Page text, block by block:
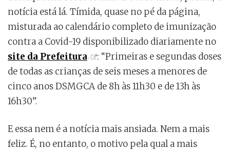
notícia está lá. Tímida, quase no pé da página,
misturada ao calendário completo de imunização
contra a Covid-19 disponibilizado diariamente no
site da Prefeitura
: “Primeiras e segundas doses
de todas as crianças de seis meses a menores de
cinco anos DSMGCA de 8h às 11h30 e de 13h às
16h30”.
E essa nem é a notícia mais ansiada. Nem a mais
feliz. É, no entanto, o motivo pela qual a mais